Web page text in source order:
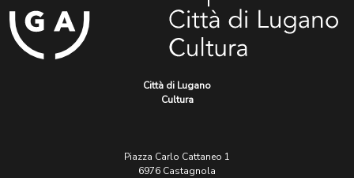
Città di Lugano
Cultura
Piazza Carlo Cattaneo 1
6976 Castagnola